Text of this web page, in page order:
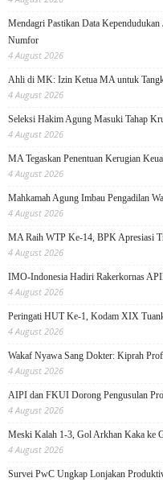
Mendagri Pastikan Data
Numfor
4 August 2026
Ahli di MK: Izin Ketua MA untuk
4 August 2026
Seleksi Hakim Agung Masuki Tahap
4 August 2026
MA Tegaskan Penentuan Kerugian
4 August 2026
Mahkamah Agung Imbau Pengadilan
4 August 2026
MA Raih WTP Ke-14, BPK Apresiasi
4 August 2026
IMO-Indonesia Hadiri Rakerkornas
4 August 2026
Peringati HUT Ke-1, Kodam XIX
4 August 2026
Wakaf Nyawa Sang Dokter: Kiprah
4 August 2026
AIPI dan FKUI Dorong Pengusulan
4 August 2026
Meski Kalah 1-3, Gol Arkhan Kaka ke
4 August 2026
Survei PwC Ungkap Lonjakan